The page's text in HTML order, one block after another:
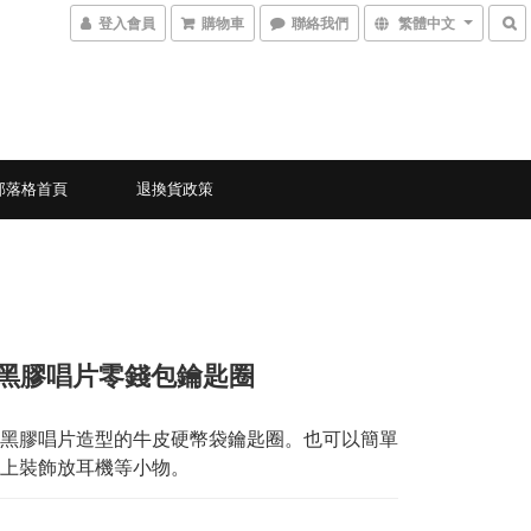
登入會員 購物車 聯絡我們 繁體中文
落格首頁 退換貨政策
膠唱片零錢包鑰匙圈
膠唱片造型的牛皮硬幣袋鑰匙圈。也可以簡單
裝飾放耳機等小物。